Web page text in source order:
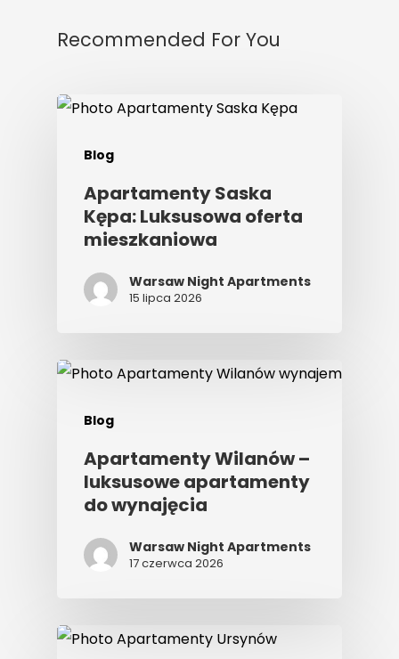
Recommended For You
Blog
Apartamenty Saska
Kępa: Luksusowa oferta
mieszkaniowa
Warsaw Night Apartments
15 lipca 2026
Blog
Apartamenty Wilanów –
luksusowe apartamenty
do wynajęcia
Warsaw Night Apartments
17 czerwca 2026